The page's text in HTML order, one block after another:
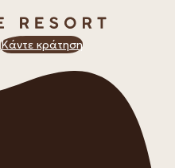
Κάντε κράτηση